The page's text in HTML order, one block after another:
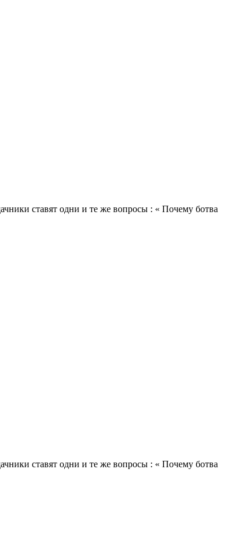
ставят одни и те же вопросы : « Почему ботва
ставят одни и те же вопросы : « Почему ботва